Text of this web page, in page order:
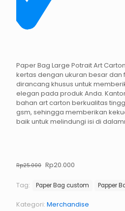
Paper Bag Large Potrait Art
kertas dengan ukuran besar dan
dirancang khusus untuk
elegan pada produk Anda.
bahan art carton berkualitas
gsm, sehingga memberikan
baik untuk melindungi isi di
Rp25.000 Harga
adalah:
Rp20.000
ini
Rp20.000.
Tag: Paper Bag custom Papper
Kategori: Merchandise